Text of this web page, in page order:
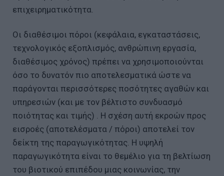
επιχειρηματικότητα.
Οι διαθέσιμοι πόροι (κεφάλαια, εγκαταστάσεις,
τεχνολογικός εξοπλισμός, ανθρώπινη εργασία,
διαθέσιμος χρόνος) πρέπει να χρησιμοποιούνται
όσο το δυνατόν πιο αποτελεσματικά ώστε να
παράγονται περισσότερες ποσότητες αγαθών και
υπηρεσιών (και με τον βέλτιστο συνδυασμό
ποιότητας και τιμής) . Η σχέση αυτή εκροών προς
εισροές (αποτελέσματα / πόροι) αποτελεί τον
δείκτη της παραγωγικότητας. Η υψηλή
παραγωγικότητα είναι το θεμέλιο για τη βελτίωση
του βιοτικού επιπέδου μιας κοινωνίας, την